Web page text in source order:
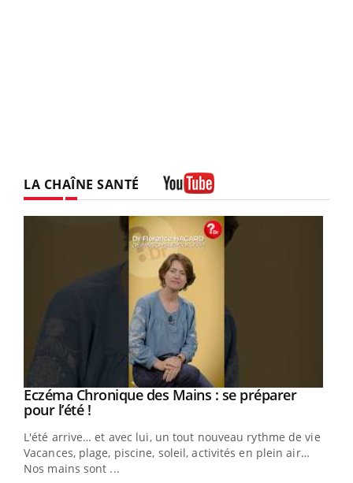
LA CHAÎNE SANTÉ
Youtube
Eczéma Chronique des Mains : se préparer
pour l’été !Youtube
L'été arrive… et avec lui, un tout nouveau rythme de vie !
Vacances, plage, piscine, soleil, activités en plein air…
Nos mains sont ...